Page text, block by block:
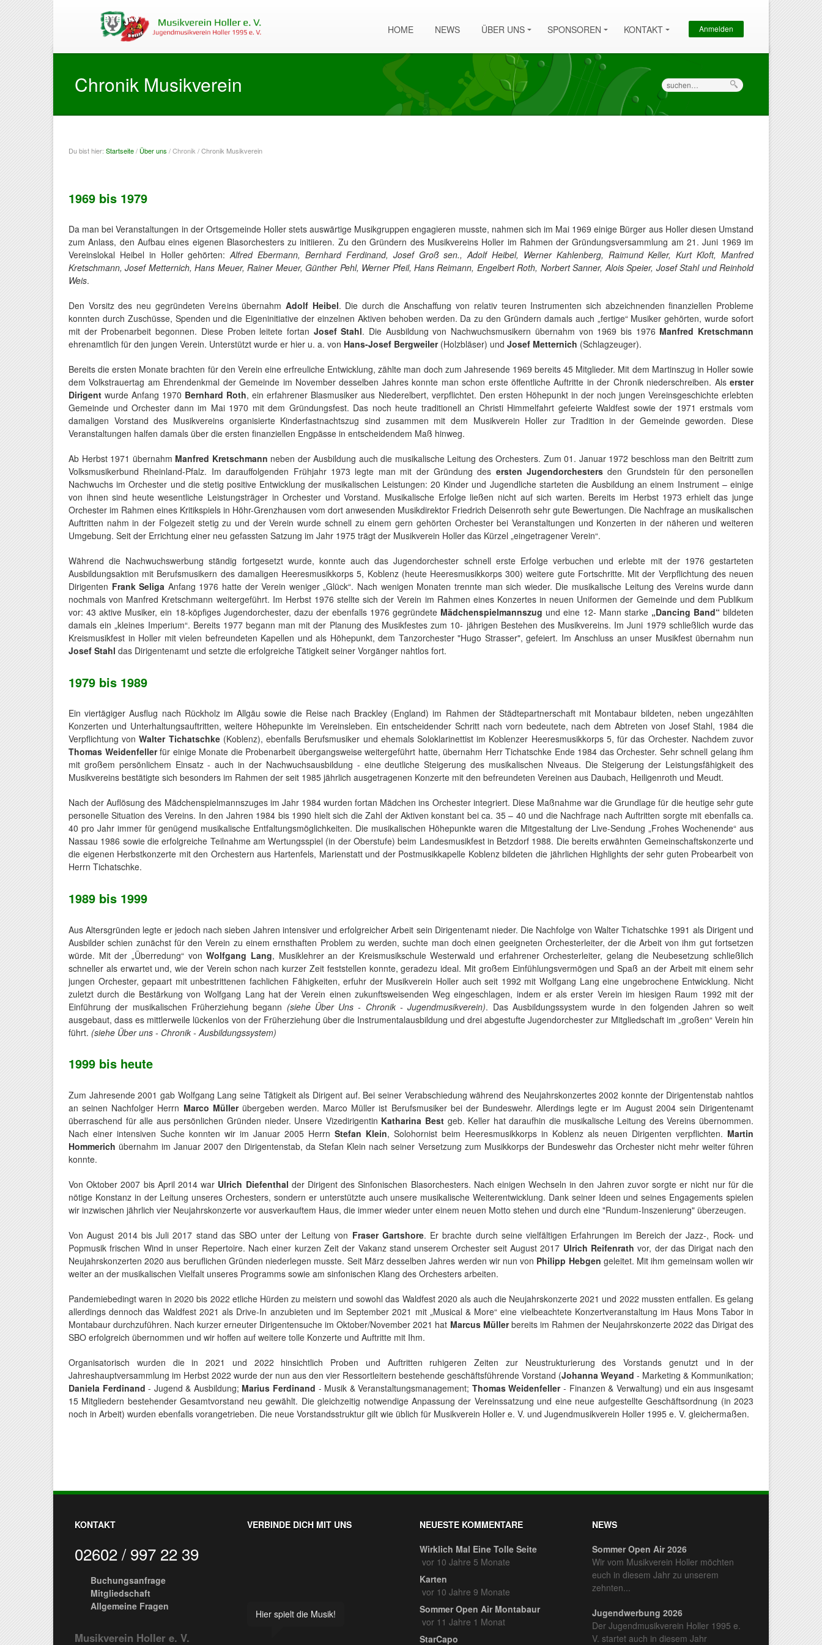
Sekundärmenü
Anmelden
HOME NEWS ÜBER UNS SPONSOREN KONTAKT
Chronik Musikverein Suche
Du bist hier: Startseite/ Über uns /Chronik / Chronik Musikverein
1969 bis 1979
Da man bei Veranstaltungen in der Ortsgemeinde Holler stets auswärtige Musikgruppen engagieren musste, nahmen sich im Mai 1969 einige Bürger aus Holler diesen Umstand
zum Anlass, den Aufbau eines eigenen Blasorchesters zu initiieren. Zu den Gründern des Musikvereins Holler im Rahmen der Gründungsversammlung am 21. Juni 1969 im
Vereinslokal Heibel in Holler gehörten:Alfred Ebermann, Bernhard Ferdinand, Josef Groß sen., Adolf Heibel, Werner Kahlenberg, Raimund Keller, Kurt Kloft, Manfred
Kretschmann, Josef Metternich, Hans Meuer, Rainer Meuer, Günther Pehl, Werner Pfeil, Hans Reimann, Engelbert Roth, Norbert Sanner, Alois Speier, Josef Stahl und Reinhold
Weis.
Den Vorsitz des neu gegründeten Vereins übernahm Adolf Heibel. Die durch die Anschaffung von relativ teuren Instrumenten sich abzeichnenden finanziellen Probleme
konnten durch Zuschüsse, Spenden und die Eigeninitiative der einzelnen Aktiven behoben werden. Da zu den Gründern damals auch „fertige“ Musiker gehörten, wurde sofort
mit der Probenarbeit begonnen. Diese Proben leitete fortan Josef Stahl. Die Ausbildung von Nachwuchsmusikern übernahm von 1969 bis 1976 Manfred Kretschmann
ehrenamtlich für den jungen Verein. Unterstützt wurde er hier u. a. von Hans-Josef Bergweiler(Holzbläser) und Josef Metternich (Schlagzeuger).
Bereits die ersten Monate brachten für den Verein eine erfreuliche Entwicklung, zählte man doch zum Jahresende 1969 bereits 45 Mitglieder. Mit dem Martinszug in Holler sowie
dem Volkstrauertag am Ehrendenkmal der Gemeinde im November desselben Jahres konnte man schon erste öffentliche Auftritte in der Chronik niederschreiben. Als erster
Dirigent wurde Anfang 1970 Bernhard Roth, ein erfahrener Blasmusiker aus Niederelbert, verpflichtet. Den ersten Höhepunkt in der noch jungen Vereinsgeschichte erlebten
Gemeinde und Orchester dann im Mai 1970 mit dem Gründungsfest. Das noch heute traditionell an Christi Himmelfahrt gefeierte Waldfest sowie der 1971 erstmals vom
damaligen Vorstand des Musikvereins organisierte Kinderfastnachtszug sind zusammen mit dem Musikverein Holler zur Tradition in der Gemeinde geworden. Diese
Veranstaltungen halfen damals über die ersten finanziellen Engpässe in entscheidendem Maß hinweg.
Ab Herbst 1971 übernahm Manfred Kretschmann neben der Ausbildung auch die musikalische Leitung des Orchesters. Zum 01. Januar 1972 beschloss man den Beitritt zum
Volksmusikerbund Rheinland-Pfalz. Im darauffolgenden Frühjahr 1973 legte man mit der Gründung des ersten Jugendorchesters den Grundstein für den personellen
Nachwuchs im Orchester und die stetig positive Entwicklung der musikalischen Leistungen: 20 Kinder und Jugendliche starteten die Ausbildung an einem Instrument – einige
von ihnen sind heute wesentliche Leistungsträger in Orchester und Vorstand. Musikalische Erfolge ließen nicht auf sich warten. Bereits im Herbst 1973 erhielt das junge
Orchester im Rahmen eines Kritikspiels in Höhr-Grenzhausen vom dort anwesenden Musikdirektor Friedrich Deisenroth sehr gute Bewertungen. Die Nachfrage an musikalischen
Auftritten nahm in der Folgezeit stetig zu und der Verein wurde schnell zu einem gern gehörten Orchester bei Veranstaltungen und Konzerten in der näheren und weiteren
Umgebung. Seit der Errichtung einer neu gefassten Satzung im Jahr 1975 trägt der Musikverein Holler das Kürzel „eingetragener Verein“.
Während die Nachwuchswerbung ständig fortgesetzt wurde, konnte auch das Jugendorchester schnell erste Erfolge verbuchen und erlebte mit der 1976 gestarteten
Ausbildungsaktion mit Berufsmusikern des damaligen Heeresmusikkorps 5, Koblenz (heute Heeresmusikkorps 300) weitere gute Fortschritte. Mit der Verpflichtung des neuen
Dirigenten Frank Seliga Anfang 1976 hatte der Verein weniger „Glück“. Nach wenigen Monaten trennte man sich wieder. Die musikalische Leitung des Vereins wurde dann
nochmals von Manfred Kretschmann weitergeführt. Im Herbst 1976 stellte sich der Verein im Rahmen eines Konzertes in neuen Uniformen der Gemeinde und dem Publikum
vor: 43 aktive Musiker, ein 18-köpfiges Jugendorchester, dazu der ebenfalls 1976 gegründete Mädchenspielmannszug und eine 12- Mann starke „Dancing Band“ bildeten
damals ein „kleines Imperium“. Bereits 1977 begann man mit der Planung des Musikfestes zum 10- jährigen Bestehen des Musikvereins. Im Juni 1979 schließlich wurde das
Kreismusikfest in Holler mit vielen befreundeten Kapellen und als Höhepunkt, dem Tanzorchester "Hugo Strasser", gefeiert. Im Anschluss an unser Musikfest übernahm nun
Josef Stahl das Dirigentenamt und setzte die erfolgreiche Tätigkeit seiner Vorgänger nahtlos fort.
1979 bis 1989
Ein viertägiger Ausflug nach Rückholz im Allgäu sowie die Reise nach Brackley (England) im Rahmen der Städtepartnerschaft mit Montabaur bildeten, neben ungezählten
Konzerten und Unterhaltungsauftritten, weitere Höhepunkte im Vereinsleben. Ein entscheidender Schritt nach vorn bedeutete, nach dem Abtreten von Josef Stahl, 1984 die
Verpflichtung vonWalter Tichatschke(Koblenz), ebenfalls Berufsmusiker und ehemals Soloklarinettist im Koblenzer Heeresmusikkorps 5, für das Orchester. Nachdem zuvor
Thomas Weidenfellerfür einige Monate die Probenarbeit übergangsweise weitergeführt hatte, übernahm Herr Tichatschke Ende 1984 das Orchester. Sehr schnell gelang ihm
mit großem persönlichem Einsatz - auch in der Nachwuchsausbildung - eine deutliche Steigerung des musikalischen Niveaus. Die Steigerung der Leistungsfähigkeit des
Musikvereins bestätigte sich besonders im Rahmen der seit 1985 jährlich ausgetragenen Konzerte mit den befreundeten Vereinen aus Daubach, Heiligenroth und Meudt.
Nach der Auflösung des Mädchenspielmannszuges im Jahr 1984 wurden fortan Mädchen ins Orchester integriert. Diese Maßnahme war die Grundlage für die heutige sehr gute
personelle Situation des Vereins. In den Jahren 1984 bis 1990 hielt sich die Zahl der Aktiven konstant bei ca. 35 – 40 und die Nachfrage nach Auftritten sorgte mit ebenfalls ca.
40 pro Jahr immer für genügend musikalische Entfaltungsmöglichkeiten. Die musikalischen Höhepunkte waren die Mitgestaltung der Live-Sendung „Frohes Wochenende“ aus
Nassau 1986 sowie die erfolgreiche Teilnahme am Wertungsspiel (in der Oberstufe) beim Landesmusikfest in Betzdorf 1988. Die bereits erwähnten Gemeinschaftskonzerte und
die eigenen Herbstkonzerte mit den Orchestern aus Hartenfels, Marienstatt und der Postmusikkapelle Koblenz bildeten die jährlichen Highlights der sehr guten Probearbeit von
Herrn Tichatschke.
1989 bis 1999
Aus Altersgründen legte er jedoch nach sieben Jahren intensiver und erfolgreicher Arbeit sein Dirigentenamt nieder. Die Nachfolge von Walter Tichatschke 1991 als Dirigent und
Ausbilder schien zunächst für den Verein zu einem ernsthaften Problem zu werden, suchte man doch einen geeigneten Orchesterleiter, der die Arbeit von ihm gut fortsetzen
würde. Mit der „Überredung“ vonWolfgang Lang, Musiklehrer an der Kreismusikschule Westerwald und erfahrener Orchesterleiter, gelang die Neubesetzung schließlich
schneller als erwartet und, wie der Verein schon nach kurzer Zeit feststellen konnte, geradezu ideal. Mit großem Einfühlungsvermögen und Spaß an der Arbeit mit einem sehr
jungen Orchester, gepaart mit unbestrittenen fachlichen Fähigkeiten, erfuhr der Musikverein Holler auch seit 1992 mit Wolfgang Lang eine ungebrochene Entwicklung. Nicht
zuletzt durch die Bestärkung von Wolfgang Lang hat der Verein einen zukunftsweisenden Weg eingeschlagen, indem er als erster Verein im hiesigen Raum 1992 mit der
Einführung der musikalischen Früherziehung begann (siehe Über Uns - Chronik - Jugendmusikverein). Das Ausbildungssystem wurde in den folgenden Jahren so weit
ausgebaut, dass es mittlerweile lückenlos von der Früherziehung über die Instrumentalausbildung und drei abgestufte Jugendorchester zur Mitgliedschaft im „großen“ Verein hin
führt. (siehe Über uns - Chronik - Ausbildungssystem)
1999 bis heute
Zum Jahresende 2001 gab Wolfgang Lang seine Tätigkeit als Dirigent auf. Bei seiner Verabschiedung während des Neujahrskonzertes 2002 konnte der Dirigentenstab nahtlos
an seinen Nachfolger Herrn Marco Müllerübergeben werden. Marco Müller ist Berufsmusiker bei der Bundeswehr. Allerdings legte er im August 2004 sein Dirigentenamt
überraschend für alle aus persönlichen Gründen nieder. Unsere Vizedirigentin Katharina Best geb. Keller hat daraufhin die musikalische Leitung des Vereins übernommen.
Nach einer intensiven Suche konnten wir im Januar 2005 Herrn Stefan Klein, Solohornist beim Heeresmusikkorps in Koblenz als neuen Dirigenten verpflichten. Martin
Hommerich übernahm im Januar 2007 den Dirigentenstab, da Stefan Klein nach seiner Versetzung zum Musikkorps der Bundeswehr das Orchester nicht mehr weiter führen
konnte.
Von Oktober 2007 bis April 2014 war Ulrich Diefenthal der Dirigent des Sinfonischen Blasorchesters. Nach einigen Wechseln in den Jahren zuvor sorgte er nicht nur für die
nötige Konstanz in der Leitung unseres Orchesters, sondern er unterstützte auch unsere musikalische Weiterentwicklung. Dank seiner Ideen und seines Engagements spielen
wir inzwischen jährlich vier Neujahrskonzerte vor ausverkauftem Haus, die immer wieder unter einem neuen Motto stehen und durch eine "Rundum-Inszenierung" überzeugen.
Von August 2014 bis Juli 2017 stand das SBO unter der Leitung von Fraser Gartshore. Er brachte durch seine vielfältigen Erfahrungen im Bereich der Jazz-, Rock- und
Popmusik frischen Wind in unser Repertoire. Nach einer kurzen Zeit der Vakanz stand unserem Orchester seit August 2017 Ulrich Reifenrath vor, der das Dirigat nach den
Neujahrskonzerten 2020 aus beruflichen Gründen niederlegen musste. Seit März desselben Jahres werden wir nun von Philipp Hebgen geleitet. Mit ihm gemeinsam wollen wir
weiter an der musikalischen Vielfalt unseres Programms sowie am sinfonischen Klang des Orchesters arbeiten.
Pandemiebedingt waren in 2020 bis 2022 etliche Hürden zu meistern und sowohl das Waldfest 2020 als auch die Neujahrskonzerte 2021 und 2022 mussten entfallen. Es gelang
allerdings dennoch das Waldfest 2021 als Drive-In anzubieten und im September 2021 mit „Musical & More“ eine vielbeachtete Konzertveranstaltung im Haus Mons Tabor in
Montabaur durchzuführen. Nach kurzer erneuter Dirigentensuche im Oktober/November 2021 hat Marcus Müllerbereits im Rahmen der Neujahrskonzerte 2022 das Dirigat des
SBO erfolgreich übernommen und wir hoffen auf weitere tolle Konzerte und Auftritte mit Ihm.
Organisatorisch wurden die in 2021 und 2022 hinsichtlich Proben und Auftritten ruhigeren Zeiten zur Neustrukturierung des Vorstands genutzt und in der
Jahreshauptversammlung im Herbst 2022 wurde der nun aus den vier Ressortleitern bestehende geschäftsführende Vorstand (Johanna Weyand - Marketing & Kommunikation;
Daniela Ferdinand - Jugend & Ausbildung; Marius Ferdinand - Musik & Veranstaltungsmanagement; Thomas Weidenfeller- Finanzen & Verwaltung) und ein aus insgesamt
15 Mitgliedern bestehender Gesamtvorstand neu gewählt. Die gleichzeitig notwendige Anpassung der Vereinssatzung und eine neue aufgestellte Geschäftsordnung (in 2023
noch in Arbeit) wurden ebenfalls vorangetrieben. Die neue Vorstandsstruktur gilt wie üblich für Musikverein Holler e. V. und Jugendmusikverein Holler 1995 e. V. gleichermaßen.
KONTAKT
02602 / 997 22 39
Buchungsanfrage
Mitgliedschaft
Allgemeine Fragen
Musikverein Holler e. V.
VERBINDE DICH MIT UNS
Hier spielt die Musik!
NEUESTE KOMMENTARE
Wirklich Mal Eine Tolle Seite
vor 10 Jahre 5 Monate
Karten
vor 10 Jahre 9 Monate
Sommer Open Air Montabaur
vor 11 Jahre 1 Monat
StarCapo
NEWS
Sommer Open Air 2026
Wir vom Musikverein Holler möchten
euch in diesem Jahr zu unserem
zehnten...
Jugendwerbung 2026
Der Jugendmusikverein Holler 1995 e.
V. startet auch in diesem Jahr